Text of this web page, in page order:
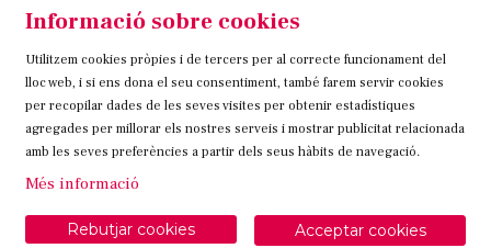
972 58 18 48 | 972 57 00 50
Sitemap Avís Legal Ús de Cookies Contacteu
Link a instagram
Link a twitter
Link a facebook
Informació sobre cookies
Utilitzem cookies pròpies i de tercers per al correcte funcionament del
lloc web, i si ens dona el seu consentiment, també farem servir cookies
per recopilar dades de les seves visites per obtenir estadístiques
agregades per millorar els nostres serveis i mostrar publicitat relacionada
amb les seves preferències a partir dels seus hàbits de navegació.
Més informació
Acceptar cookies
Rebutjar cookies